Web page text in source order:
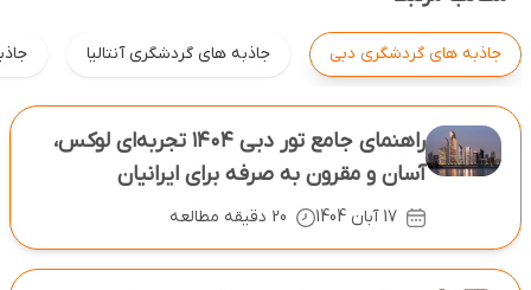
جاذبه های گردشگری دبی جاذبه های گردشگری آنتالیا
راهنمای جامع تور دبی ۱۴۰۴ تجربه‌ای لوکس،
آسان و مقرون ‌به‌ صرفه برای ایرانیان
17 آبان 1404 20 دقیقه مطالعه